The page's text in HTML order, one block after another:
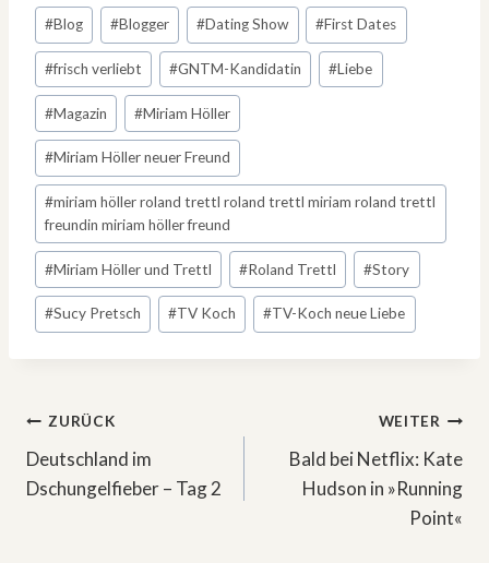
Schlagworte:
#Blog #Blogger #Dating Show #First Dates
#frisch verliebt #GNTM-Kandidatin #Liebe
#Magazin #Miriam Höller
#Miriam Höller neuer Freund
#miriam höller roland trettl roland trettl miriam roland trettl
freundin miriam höller freund
#Miriam Höller und Trettl #Roland Trettl #Story
#Sucy Pretsch #TV Koch #TV-Koch neue Liebe
Beitragsnavigation
ZURÜCK
Deutschland im
Dschungelfieber – Tag 2
WEITER
Bald bei Netflix: Kate
Hudson in »Running
Point«